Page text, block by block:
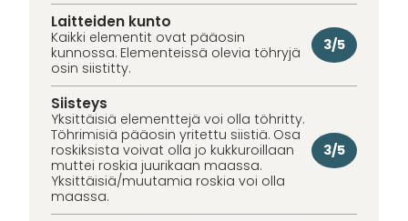
Laitteiden kunto
Kaikki elementit ovat pääosin
kunnossa. Elementeissä olevia töhryjä
osin siistitty.
3/5
Siisteys
Yksittäisiä elementtejä voi olla töhritty.
Töhrimisiä pääosin yritettu siistiä. Osa
roskiksista voivat olla jo kukkuroillaan
muttei roskia juurikaan maassa.
Yksittäisiä/muutamia roskia voi olla
maassa.
3/5